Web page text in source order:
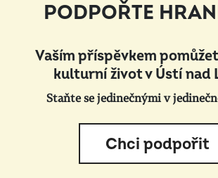
PODPOŘTE
Vaším příspěvkem
kulturní život v Ústí nad
Staňte se jedinečnými v
Chci podpořit